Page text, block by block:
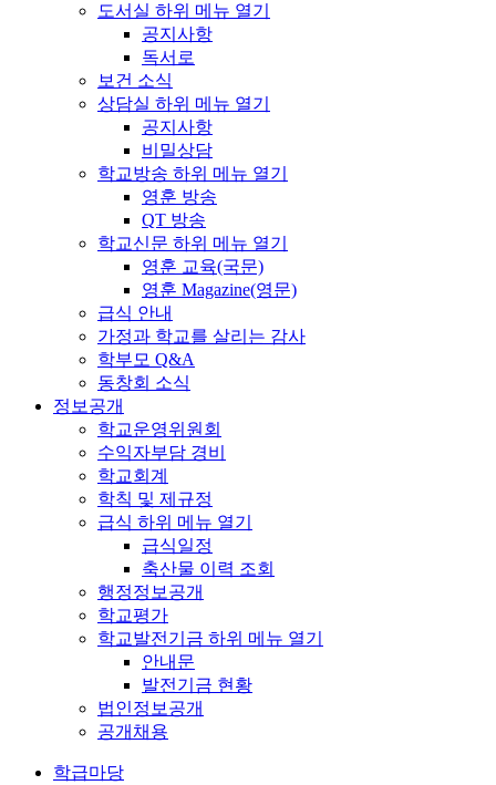
도서실 하위 메뉴 열기
공지사항
독서로
보건 소식
상담실 하위 메뉴 열기
공지사항
비밀상담
학교방송 하위 메뉴 열기
영훈 방송
QT 방송
학교신문 하위 메뉴 열기
영훈 교육(국문)
영훈 Magazine(영문)
급식 안내
가정과 학교를 살리는 감사
학부모 Q&A
동창회 소식
정보공개
학교운영위원회
수익자부담 경비
학교회계
학칙 및 제규정
급식 하위 메뉴 열기
급식일정
축산물 이력 조회
행정정보공개
학교평가
학교발전기금 하위 메뉴 열기
안내문
발전기금 현황
법인정보공개
공개채용
학급마당